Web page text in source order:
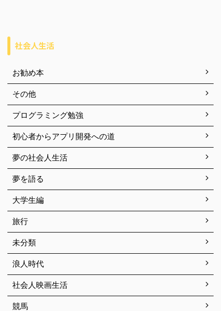
社会人生活
お勧め本
その他
プログラミング勉強
初心者からアプリ開発への道
夢の社会人生活
夢を語る
大学生編
旅行
未分類
浪人時代
社会人映画生活
競馬